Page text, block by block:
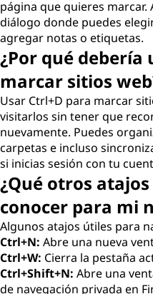
página que quieres
diálogo donde puedes
agregar notas o etiquetas.
¿Por qué debería
marcar sitios
Usar Ctrl+D para marcar
visitarlos sin tener que
nuevamente. Puedes
carpetas e incluso
si inicias sesión con tu
¿Qué otros
conocer para mi
Algunos atajos útiles para
Ctrl+N: Abre una nueva
Ctrl+W: Cierra la pestaña
Ctrl+Shift+N: Abre una
de navegación privada en